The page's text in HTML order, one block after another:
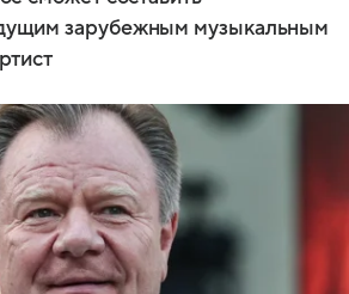
зарубежным музыкальным